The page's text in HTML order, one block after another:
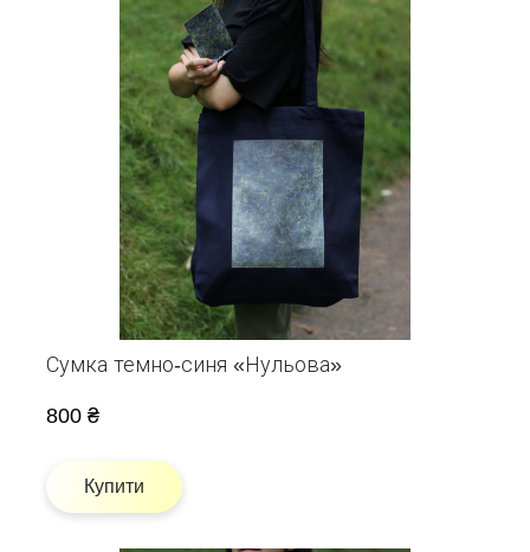
Сумка темно-синя «Нульова»
800 ₴
Купити